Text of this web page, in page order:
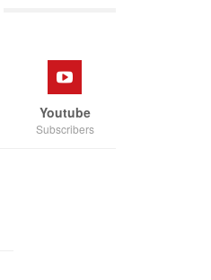
Youtube
Subscribers